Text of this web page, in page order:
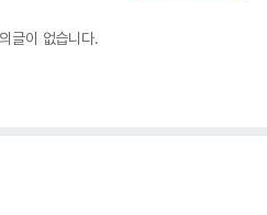
글이 없습니다.